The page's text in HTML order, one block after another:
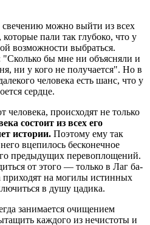
свечению можно выйти из всех
пали так глубоко, что у
возможности выбраться.
"Сколько бы мне ни объясняли и
ни у кого не получается". Но в
человека есть шанс, что у
сердце.
происходят не только
состоит из всех его
истории. Поэтому ему так
вцепилось бесконечное
предыдущих перевоплощений.
от этого — только в Лаг ба-
на могилы истинных
в душу цадика.
занимается очищением
каждого из нечистоты и